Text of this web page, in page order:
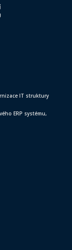
IT struktury
ERP systému,